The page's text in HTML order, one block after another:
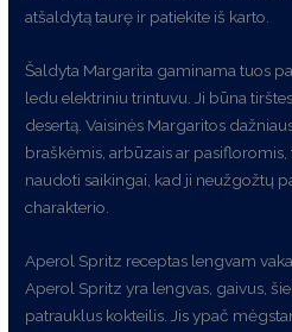
atšaldytą taurę ir patiekite iš karto.
Šaldyta Margarita gaminama tuos
ledu elektriniu trintuvu. Ji būna
desertą. Vaisinės Margaritos
braškėmis, arbūzais ar pasifloromis,
naudoti saikingai, kad ji neužgožtų
charakterio.
Aperol Spritz receptas lengvam
Aperol Spritz yra lengvas, gaivus,
patrauklus kokteilis. Jis ypač